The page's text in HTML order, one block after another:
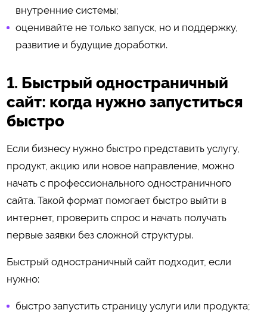
внутренние системы;
оценивайте не только запуск, но и поддержку,
развитие и будущие доработки.
1. Быстрый одностраничный
сайт: когда нужно запуститься
быстро
Если бизнесу нужно быстро представить услугу,
продукт, акцию или новое направление, можно
начать с профессионального одностраничного
сайта. Такой формат помогает быстро выйти в
интернет, проверить спрос и начать получать
первые заявки без сложной структуры.
Быстрый одностраничный сайт подходит, если
нужно:
быстро запустить страницу услуги или продукта;